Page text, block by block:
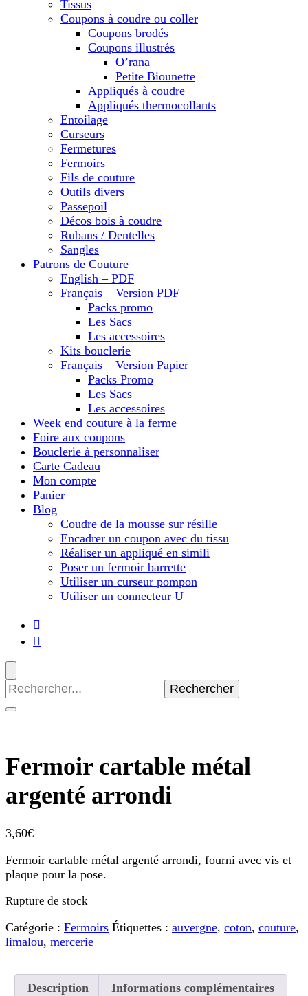
Tissus
Coupons à coudre ou coller
Coupons brodés
Coupons illustrés
O’rana
Petite Biounette
Appliqués à coudre
Appliqués thermocollants
Entoilage
Curseurs
Fermetures
Fermoirs
Fils de couture
Outils divers
Passepoil
Décos bois à coudre
Rubans / Dentelles
Sangles
Patrons de Couture
English – PDF
Français – Version PDF
Packs promo
Les Sacs
Les accessoires
Kits bouclerie
Français – Version Papier
Packs Promo
Les Sacs
Les accessoires
Week end couture à la ferme
Foire aux coupons
Bouclerie à personnaliser
Carte Cadeau
Mon compte
Panier
Blog
Coudre de la mousse sur résille
Encadrer un coupon avec du tissu
Réaliser un appliqué en simili
Poser un fermoir barrette
Utiliser un curseur pompon
Utiliser un connecteur U
Recherche
pour
:
Fermoir cartable métal
argenté arrondi
3,60€
Fermoir cartable métal argenté arrondi, fourni avec vis et
plaque pour la pose.
Rupture de stock
Catégorie : Fermoirs Étiquettes : auvergne, coton, couture,
limalou, mercerie
Description Informations complémentaires